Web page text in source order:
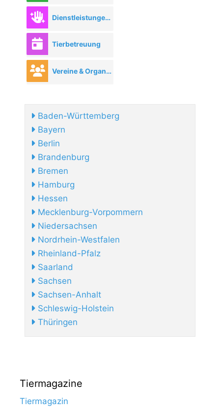
Dienstleistungen rund ums Tier
Tierbetreuung
Vereine & Organisationen
Baden-Württemberg
Bayern
Berlin
Brandenburg
Bremen
Hamburg
Hessen
Mecklenburg-Vorpommern
Niedersachsen
Nordrhein-Westfalen
Rheinland-Pfalz
Saarland
Sachsen
Sachsen-Anhalt
Schleswig-Holstein
Thüringen
Tiermagazine
Tiermagazin